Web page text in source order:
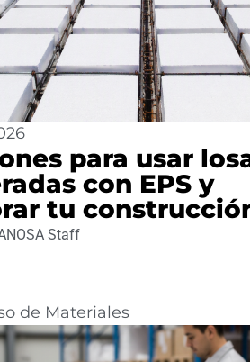
para usar
con EPS y
tu
Staff
de Materiales